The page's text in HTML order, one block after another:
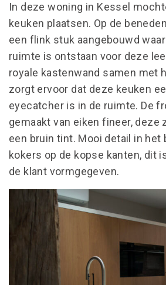
ONTWERPEN
WERKWIJZE
PROJECTEN
VACATURES
OVER
ONS
CONTACT
In deze woning in Kessel
keuken plaatsen. Op de
een flink stuk aangebouwd
ruimte is ontstaan voor deze
royale kastenwand samen met
zorgt ervoor dat deze keuken
eyecatcher is in de ruimte. De
gemaakt van eiken fineer, deze
een bruin tint. Mooi detail in het
kokers op de kopse kanten, dit
de klant vormgegeven.